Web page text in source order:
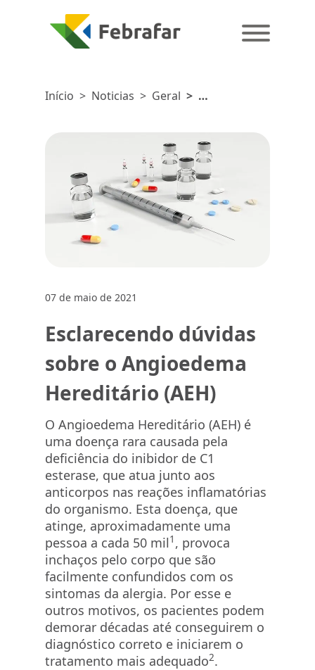
Início > Noticias > Geral >
dúvidas sobre o
Angioedema
Hereditário
(AEH)
07 de maio de 2021
Esclarecendo dúvidas
sobre o Angioedema
Hereditário (AEH)
O Angioedema Hereditário (AEH) é
uma doença rara causada pela
deficiência do inibidor de C1
esterase, que atua junto aos
anticorpos nas reações inflamatórias
do organismo. Esta doença, que
atinge, aproximadamente uma
pessoa a cada 50 mil1 , provoca
inchaços pelo corpo que são
facilmente confundidos com os
sintomas da alergia. Por esse e
outros motivos, os pacientes podem
demorar décadas até conseguirem o
diagnóstico correto e iniciarem o
tratamento mais adequado2.